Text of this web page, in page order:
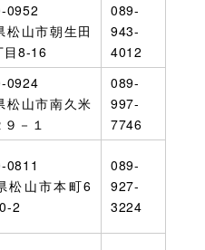
0952
松山市朝生田
目8-16
089-
943-
4012
0924
松山市南久米
－１
089-
997-
7746
0811
松山市本町6
2
089-
927-
3224